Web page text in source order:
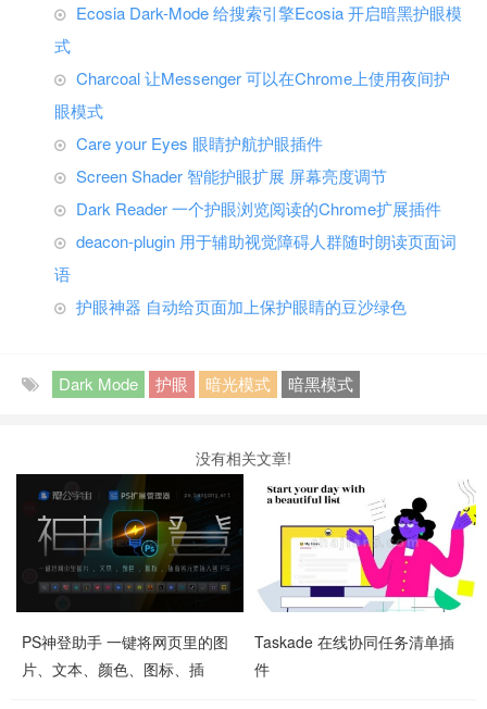
Ecosia Dark-Mode 给搜索引擎Ecosia 开启暗黑护眼模
式
Charcoal 让Messenger 可以在Chrome上使用夜间护
眼模式
Care your Eyes 眼睛护航护眼插件
Screen Shader 智能护眼扩展 屏幕亮度调节
Dark Reader 一个护眼浏览阅读的Chrome扩展插件
deacon-plugin 用于辅助视觉障碍人群随时朗读页面词
语
护眼神器 自动给页面加上保护眼睛的豆沙绿色
Dark Mode 护眼 暗光模式 暗黑模式
没有相关文章!
PS神登助手 一键将网页里的图
片、文本、颜色、图标、插
Taskade 在线协同任务清单插
件